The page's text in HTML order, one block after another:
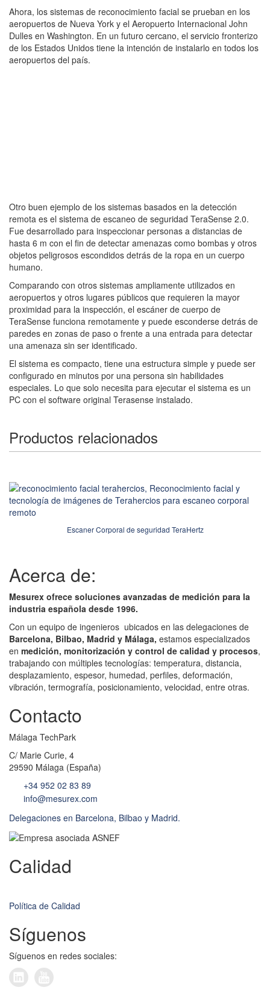
Ahora, los sistemas de reconocimiento facial se prueban en los
aeropuertos de Nueva York y el Aeropuerto Internacional John
Dulles en Washington. En un futuro cercano, el servicio fronterizo
de los Estados Unidos tiene la intención de instalarlo en todos los
aeropuertos del país.
Otro buen ejemplo de los sistemas basados en la detección
remota es el sistema de escaneo de seguridad TeraSense 2.0.
Fue desarrollado para inspeccionar personas a distancias de
hasta 6 m con el fin de detectar amenazas como bombas y otros
objetos peligrosos escondidos detrás de la ropa en un cuerpo
humano.
Comparando con otros sistemas ampliamente utilizados en
aeropuertos y otros lugares públicos que requieren la mayor
proximidad para la inspección, el escáner de cuerpo de
TeraSense funciona remotamente y puede esconderse detrás de
paredes en zonas de paso o frente a una entrada para detectar
una amenaza sin ser identificado.
El sistema es compacto, tiene una estructura simple y puede ser
configurado en minutos por una persona sin habilidades
especiales. Lo que solo necesita para ejecutar el sistema es un
PC con el software original Terasense instalado.
Productos relacionados
Escaner Corporal de seguridad TeraHertz
Acerca de:
Mesurex ofrece soluciones avanzadas de medición para la
industria española desde 1996.
Con un equipo de ingenieros ubicados en las delegaciones de
Barcelona, Bilbao, Madrid y Málaga, estamos especializados
en medición, monitorización y control de calidad y procesos,
trabajando con múltiples tecnologías: temperatura, distancia,
desplazamiento, espesor, humedad, perfiles, deformación,
vibración, termografía, posicionamiento, velocidad, entre otras.
Contacto
Málaga TechPark
C/ Marie Curie, 4
29590 Málaga (España)
+34 952 02 83 89
info@mesurex.com
Delegaciones en Barcelona, Bilbao y Madrid.
Calidad
Política de Calidad
Síguenos
Síguenos en redes sociales: